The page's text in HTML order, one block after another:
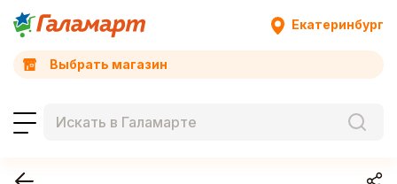
Екатеринбург
Выбрать магазин